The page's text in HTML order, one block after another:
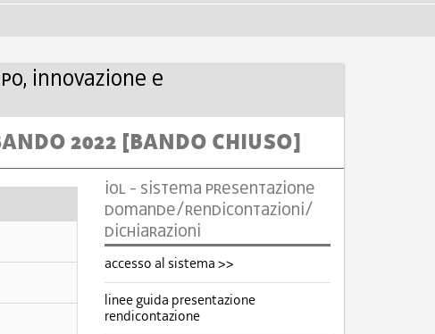
innovazione e
2022 [BANDO CHIUSO]
IOL - SISTEMA PRESENTAZIONE
DOMANDE/RENDICONTAZIONI/
DICHIARAZIONI
accesso al sistema >>
linee guida presentazione
rendicontazione